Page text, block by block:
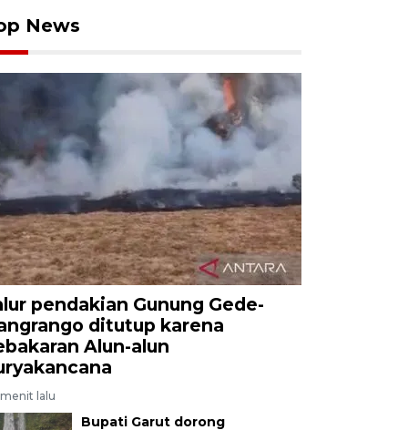
News
pendakian Gunung Gede-
ditutup karena
Alun-alun
lalu
Bupati Garut dorong